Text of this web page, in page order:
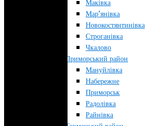
Маківка
Мар’янівка
Новокостянтинівка
Строганівка
Чкалово
Приморський район
Мануйлівка
Набережне
Приморськ
Радолівка
Райнівка